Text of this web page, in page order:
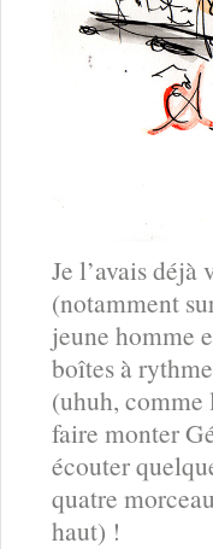
Je l’avais déjà
(notamment
jeune homme
boîtes à
(uhuh, comme
faire monter
écouter
quatre
haut) !